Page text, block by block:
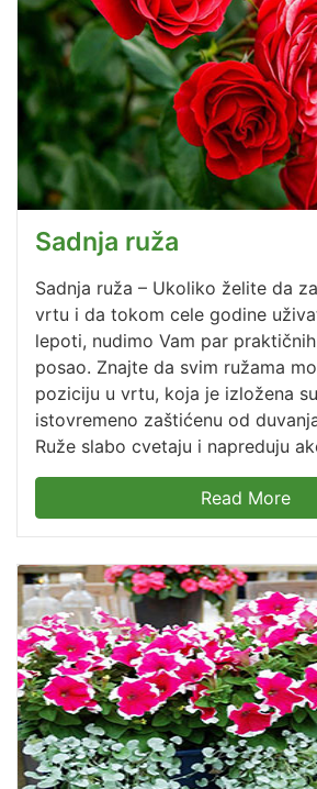
Sadnja ruža
Sadnja ruža – Ukoliko želite da
vrtu i da tokom cele godine
lepoti, nudimo Vam par
posao. Znajte da svim ružama
poziciju u vrtu, koja je izložena
istovremeno zaštićenu od
Ruže slabo cvetaju i napreduju
Read More